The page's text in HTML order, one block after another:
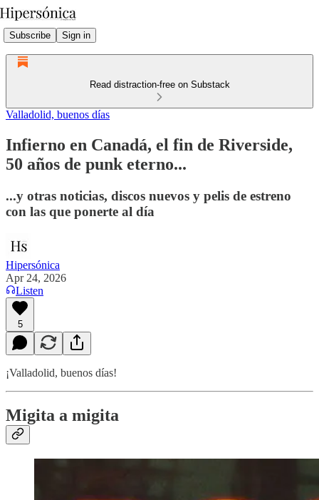
Subscribe Sign in
Read distraction-free on Substack
Valladolid, buenos días
Infierno en Canadá, el fin de Riverside,
50 años de punk eterno...
...y otras noticias, discos nuevos y pelis de estreno
con las que ponerte al día
Hipersónica
Apr 24, 2026
Listen
5
¡Valladolid, buenos días!
Migita a migita